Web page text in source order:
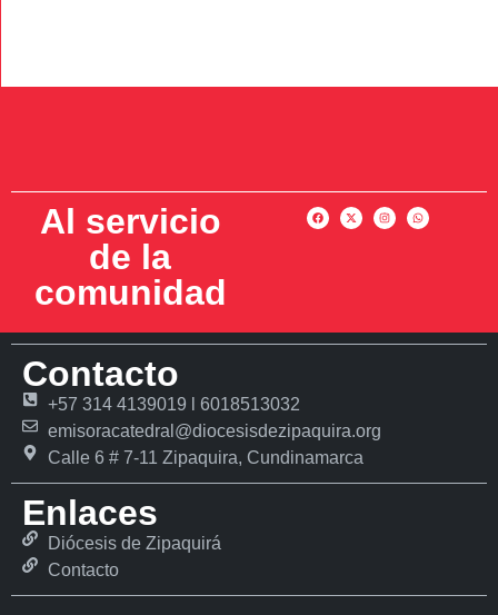
Al servicio
de la
comunidad
Contacto
+57 314 4139019 l 6018513032
emisoracatedral@diocesisdezipaquira.org
Calle 6 # 7-11 Zipaquira, Cundinamarca
Enlaces
Diócesis de Zipaquirá
Contacto